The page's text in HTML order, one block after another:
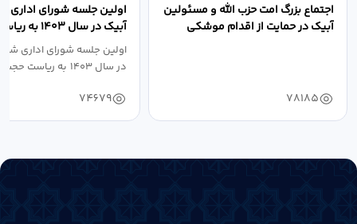
اجتماع بزرگ امت حزب الله و مسئولین
آبیک در حمایت از اقدام موشکی
78185
اولین جلسه شورای اداری
آبیک در سال
اله مددخانی...
اولین جلسه شورای اداری
در سال ۱۴۰۳ به ریاست حجت اله...
74679